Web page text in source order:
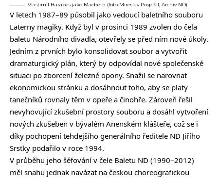
Vlastimil Harapes jako Macbeth (foto Miroslav Pospíšil, Archiv ND)
V letech 1987–89 působil jako vedoucí baletního souboru
Laterny magiky. Když byl v prosinci 1989 zvolen do čela
baletu Národního divadla, otevřely se před ním nové úkoly.
Jedním z prvních bylo konsolidovat soubor a vytvořit
dramaturgický plán, který by odpovídal nové společenské
situaci po zborcení železné opony. Snažil se narovnat
ekonomickou stránku a dosáhnout toho, aby se platy
tanečníků rovnaly těm v opeře a činohře. Zároveň řešil
nevyhovující zkušební prostory souboru a dosáhl vytvoření
nových zkušeben v bývalém Anenském klášteře, což se i
díky pochopení tehdejšího generálního ředitele ND Jiřího
Srstky podařilo v roce 1994.
V průběhu jeho šéfování v čele Baletu ND (1990–2012)
měl snahu jednak navázat na českou choreografickou